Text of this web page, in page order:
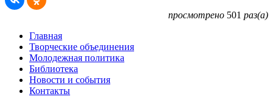
просмотрено 501 раз(а)
Главная
Творческие объединения
Молодежная политика
Библиотека
Новости и события
Контакты